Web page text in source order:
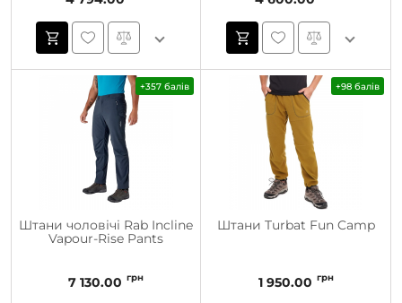
+357 балів
Штани чоловічі Rab Incline
Vapour-Rise Pants
7 130.00 грн
+98 балів
Штани Turbat Fun Camp
1 950.00 грн